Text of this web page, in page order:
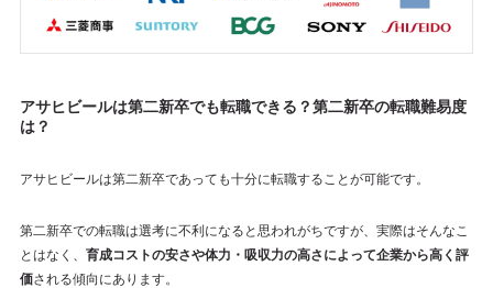
アサヒビールは第二新卒でも転職できる？第二新卒の転職難易度
は？
アサヒビールは第二新卒であっても十分に転職することが可能です。
第二新卒での転職は選考に不利になると思われがちですが、実際はそんなこ
とはなく、 育成コストの安さや体力・吸収力の高さによって企業から高く評
価される傾向にあります。